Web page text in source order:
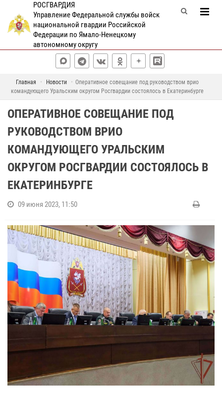
РОСГВАРДИЯ
Управление Федеральной службы войск
национальной гвардии Российской
Федерации по Ямало-Ненецкому
автономному округу
Главная Новости
Оперативное совещание под руководством врио
командующего Уральским округом Росгвардии состоялось в Екатеринбурге
ОПЕРАТИВНОЕ СОВЕЩАНИЕ ПОД
РУКОВОДСТВОМ ВРИО
КОМАНДУЮЩЕГО УРАЛЬСКИМ
ОКРУГОМ РОСГВАРДИИ СОСТОЯЛОСЬ В
ЕКАТЕРИНБУРГЕ
09 июня 2023, 11:50